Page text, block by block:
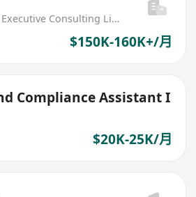
Hong Kong Stanley Executive Consulting Limited
$150K-160K+/月
Compliance Assistant I
$20K-25K/月